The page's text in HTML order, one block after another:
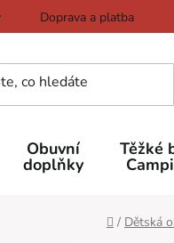
Doprava a platba
Obuvní
doplňky
Těžké
Domů
/ Dětská